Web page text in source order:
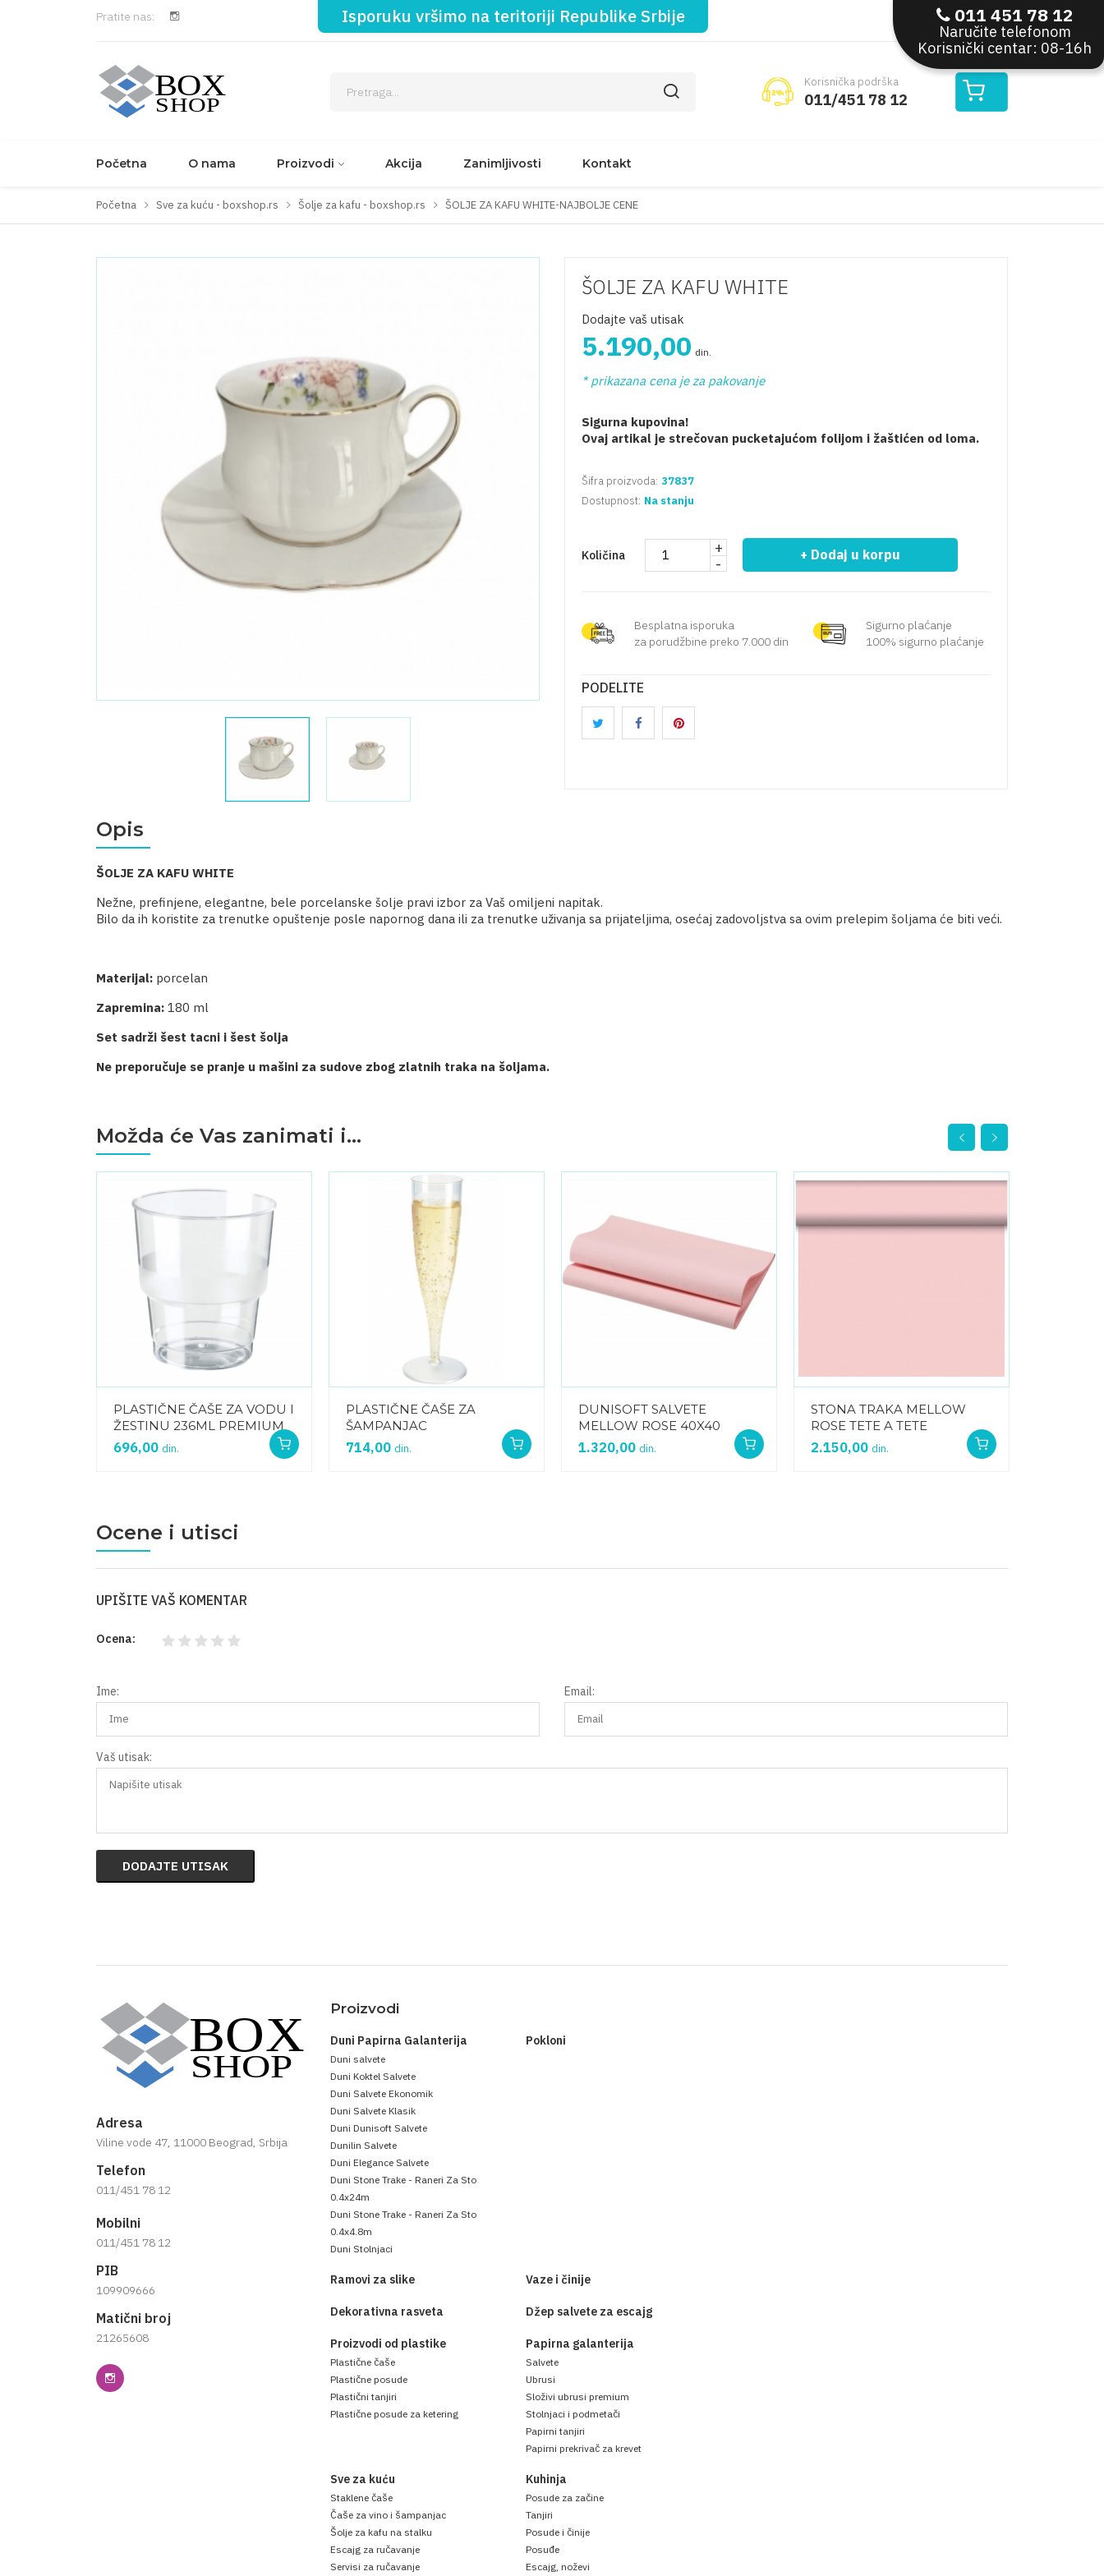
Pratite nas: Isporuku vršimo na teritoriji Republike Srbije Moj nalog
Korisnička podrška
011/451 78 12
Početna O nama Proizvodi Akcija Zanimljivosti Kontakt
011 451 78 12
Naručite telefonom
Korisnički centar: 08-16h
Početna Sve za kuću - boxshop.rs Šolje za kafu - boxshop.rs ŠOLJE ZA KAFU WHITE-NAJBOLJE CENE
ŠOLJE ZA KAFU WHITE
Dodajte vaš utisak
5.190,00 din.
* prikazana cena je za pakovanje
Sigurna kupovina!
Ovaj artikal je strečovan pucketajućom folijom i žaštićen od loma.
Šifra proizvoda: 37837
Dostupnost: Na stanju
Količina
+
-
+ Dodaj u korpu
Besplatna isporuka
za porudžbine preko 7.000 din
Sigurno plaćanje
100% sigurno plaćanje
PODELITE
Opis
ŠOLJE ZA KAFU WHITE
Nežne, prefinjene, elegantne, bele porcelanske šolje pravi izbor za Vaš omiljeni napitak.
Bilo da ih koristite za trenutke opuštenje posle napornog dana ili za trenutke uživanja sa prijateljima, osećaj zadovoljstva sa ovim prelepim šoljama će biti veći.
Materijal: porcelan
Zapremina: 180 ml
Set sadrži šest tacni i šest šolja
Ne preporučuje se pranje u mašini za sudove zbog zlatnih traka na šoljama.
Možda će Vas zanimati i...
PLASTIČNE ČAŠE ZA VODU I
ŽESTINU 236ML PREMIUM
696,00 din.
PLASTIČNE ČAŠE ZA
ŠAMPANJAC
714,00 din.
DUNISOFT SALVETE
MELLOW ROSE 40X40
1.320,00 din.
STONA TRAKA MELLOW
ROSE TETE A TETE
2.150,00 din.
Ocene i utisci
UPIŠITE VAŠ KOMENTAR
Ocena:
Ime: Email:
Vaš utisak:
DODAJTE UTISAK
Adresa
Viline vode 47, 11000 Beograd, Srbija
Telefon
011/451 78 12
Mobilni
011/451 78 12
PIB
109909666
Matični broj
21265608
Proizvodi
Duni Papirna Galanterija
Duni salvete
Duni Koktel Salvete
Duni Salvete Ekonomik
Duni Salvete Klasik
Duni Dunisoft Salvete
Dunilin Salvete
Duni Elegance Salvete
Duni Stone Trake - Raneri Za Sto
0.4x24m
Duni Stone Trake - Raneri Za Sto
0.4x4.8m
Duni Stolnjaci
Pokloni
Ramovi za slike Vaze i činije
Dekorativna rasveta Džep salvete za escajg
Proizvodi od plastike
Plastične čaše
Plastične posude
Plastični tanjiri
Plastične posude za ketering
Papirna galanterija
Salvete
Ubrusi
Složivi ubrusi premium
Stolnjaci i podmetači
Papirni tanjiri
Papirni prekrivač za krevet
Sve za kuću
Staklene čaše
Čaše za vino i šampanjac
Šolje za kafu na stalku
Escajg za ručavanje
Servisi za ručavanje
Kuhinja
Posude za začine
Tanjiri
Posude i činije
Posuđe
Escajg, noževi